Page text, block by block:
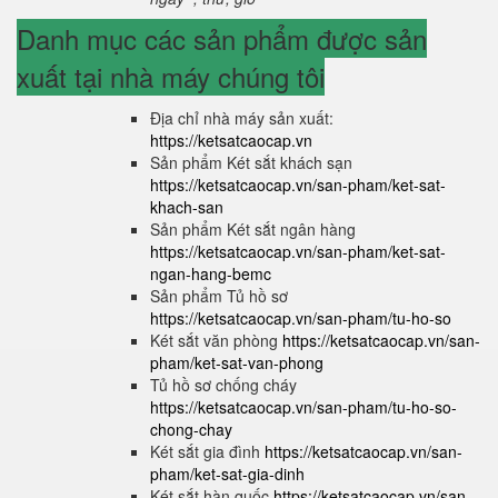
Danh mục các sản phẩm được sản
xuất tại nhà máy chúng tôi
Địa chỉ nhà máy sản xuất:
https://ketsatcaocap.vn
Sản phẩm Két sắt khách sạn
https://ketsatcaocap.vn/san-pham/ket-sat-
khach-san
Sản phẩm Két sắt ngân hàng
https://ketsatcaocap.vn/san-pham/ket-sat-
ngan-hang-bemc
Sản phẩm Tủ hồ sơ
https://ketsatcaocap.vn/san-pham/tu-ho-so
Két sắt văn phòng https://ketsatcaocap.vn/san-
pham/ket-sat-van-phong
Tủ hồ sơ chống cháy
https://ketsatcaocap.vn/san-pham/tu-ho-so-
chong-chay
Két sắt gia đình https://ketsatcaocap.vn/san-
pham/ket-sat-gia-dinh